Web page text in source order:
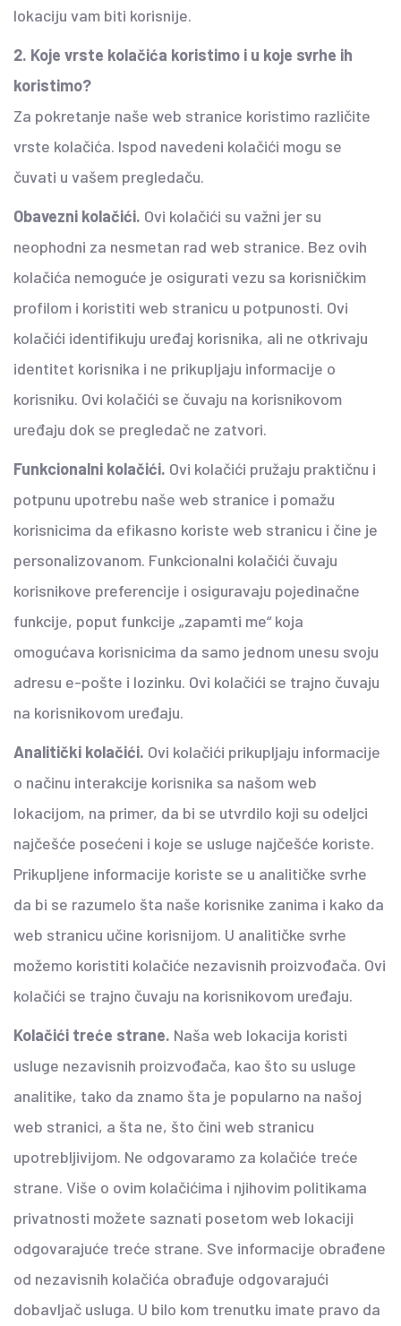
lokaciju vam biti korisnije.
2. Koje vrste kolačića koristimo i u koje svrhe ih
koristimo?
Za pokretanje naše web stranice koristimo različite
vrste kolačića. Ispod navedeni kolačići mogu se
čuvati u vašem pregledaču.
Obavezni kolačići. Ovi kolačići su važni jer su
neophodni za nesmetan rad web stranice. Bez ovih
kolačića nemoguće je osigurati vezu sa korisničkim
profilom i koristiti web stranicu u potpunosti. Ovi
kolačići identifikuju uređaj korisnika, ali ne otkrivaju
identitet korisnika i ne prikupljaju informacije o
korisniku. Ovi kolačići se čuvaju na korisnikovom
uređaju dok se pregledač ne zatvori.
Funkcionalni kolačići. Ovi kolačići pružaju praktičnu i
potpunu upotrebu naše web stranice i pomažu
korisnicima da efikasno koriste web stranicu i čine je
personalizovanom. Funkcionalni kolačići čuvaju
korisnikove preferencije i osiguravaju pojedinačne
funkcije, poput funkcije „zapamti me“ koja
omogućava korisnicima da samo jednom unesu svoju
adresu e-pošte i lozinku. Ovi kolačići se trajno čuvaju
na korisnikovom uređaju.
Analitički kolačići. Ovi kolačići prikupljaju informacije
o načinu interakcije korisnika sa našom web
lokacijom, na primer, da bi se utvrdilo koji su odeljci
najčešće posećeni i koje se usluge najčešće koriste.
Prikupljene informacije koriste se u analitičke svrhe
da bi se razumelo šta naše korisnike zanima i kako da
web stranicu učine korisnijom. U analitičke svrhe
možemo koristiti kolačiće nezavisnih proizvođača. Ovi
kolačići se trajno čuvaju na korisnikovom uređaju.
Kolačići treće strane. Naša web lokacija koristi
usluge nezavisnih proizvođača, kao što su usluge
analitike, tako da znamo šta je popularno na našoj
web stranici, a šta ne, što čini web stranicu
upotrebljivijom. Ne odgovaramo za kolačiće treće
strane. Više o ovim kolačićima i njihovim politikama
privatnosti možete saznati posetom web lokaciji
odgovarajuće treće strane. Sve informacije obrađene
od nezavisnih kolačića obrađuje odgovarajući
dobavljač usluga. U bilo kom trenutku imate pravo da